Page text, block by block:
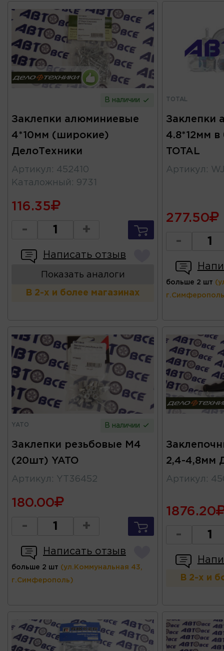
В наличии
Заклепки алюминиевые
4*10мм (широкие)
ДелоТехники
Артикул : 452410
Каталожный : 9731
116.35
- +
Написать отзыв
Показать аналоги
В 2-х и более магазинах
TOTAL
Заклепки
4.8*12мм в
TOTAL
Артикул :
277.50
-
больше 2 шт
YATO В наличии
Заклепки резьбовые М4
(20шт) YATO
Артикул : YT36452
180.00
- +
Написать отзыв
больше 2 шт (ул.Коммунальная 43,
г.Симферополь)
2,4-4,8мм
Артикул :
1876.20
-
В 2-х и